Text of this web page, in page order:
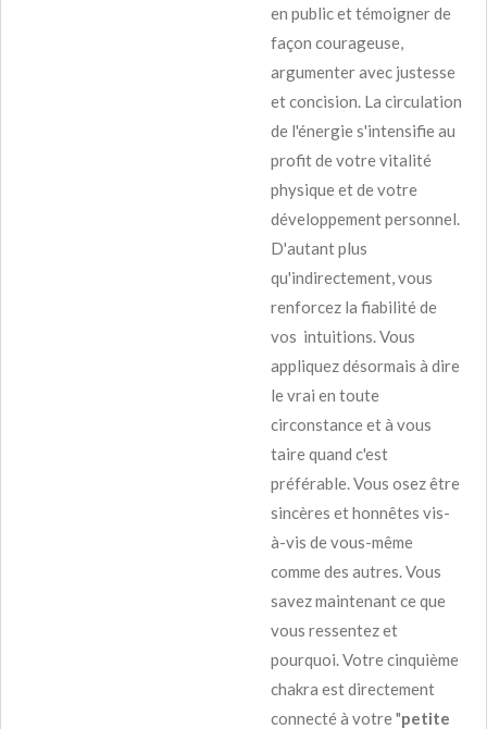
en public et témoigner de
façon courageuse,
argumenter avec justesse
et concision. La circulation
de l'énergie s'intensifie au
profit de votre vitalité
physique et de votre
développement personnel.
D'autant plus
qu'indirectement, vous
renforcez la fiabilité de
vos intuitions. Vous
appliquez désormais à dire
le vrai en toute
circonstance et à vous
taire quand c'est
préférable. Vous osez être
sincères et honnêtes vis-
à-vis de vous-même
comme des autres. Vous
savez maintenant ce que
vous ressentez et
pourquoi. Votre cinquième
chakra est directement
connecté à votre "petite